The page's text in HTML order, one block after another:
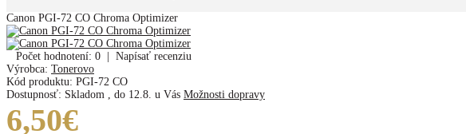
Canon PGI-72 CO Chroma Optimizer
Počet hodnotení: 0
Napísať recenziu
Výrobca: Tonerovo
Kód produktu: PGI-72 CO
Dostupnosť: Skladom do 12.8. u Vás Možnosti dopravy
6,50€